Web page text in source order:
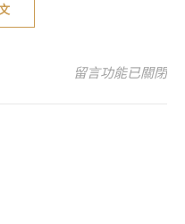
在〈台中旅遊-嚕
留言功能已關閉